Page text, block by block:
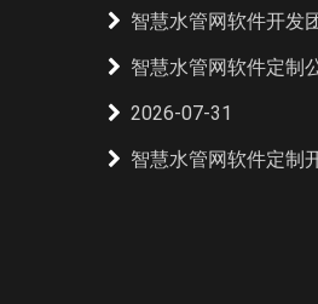
智慧水管网软件开发
智慧水管网软件定制
2026-07-31
智慧水管网软件定制